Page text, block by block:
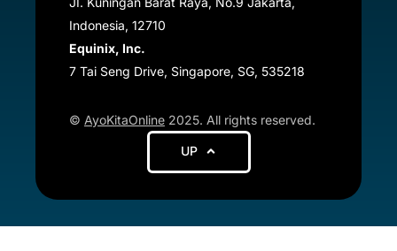
Indonesia, 12710
Equinix, Inc.
7 Tai Seng Drive, Singapore, SG, 535218
© AyoKitaOnline2025. All rights reserved.
UP